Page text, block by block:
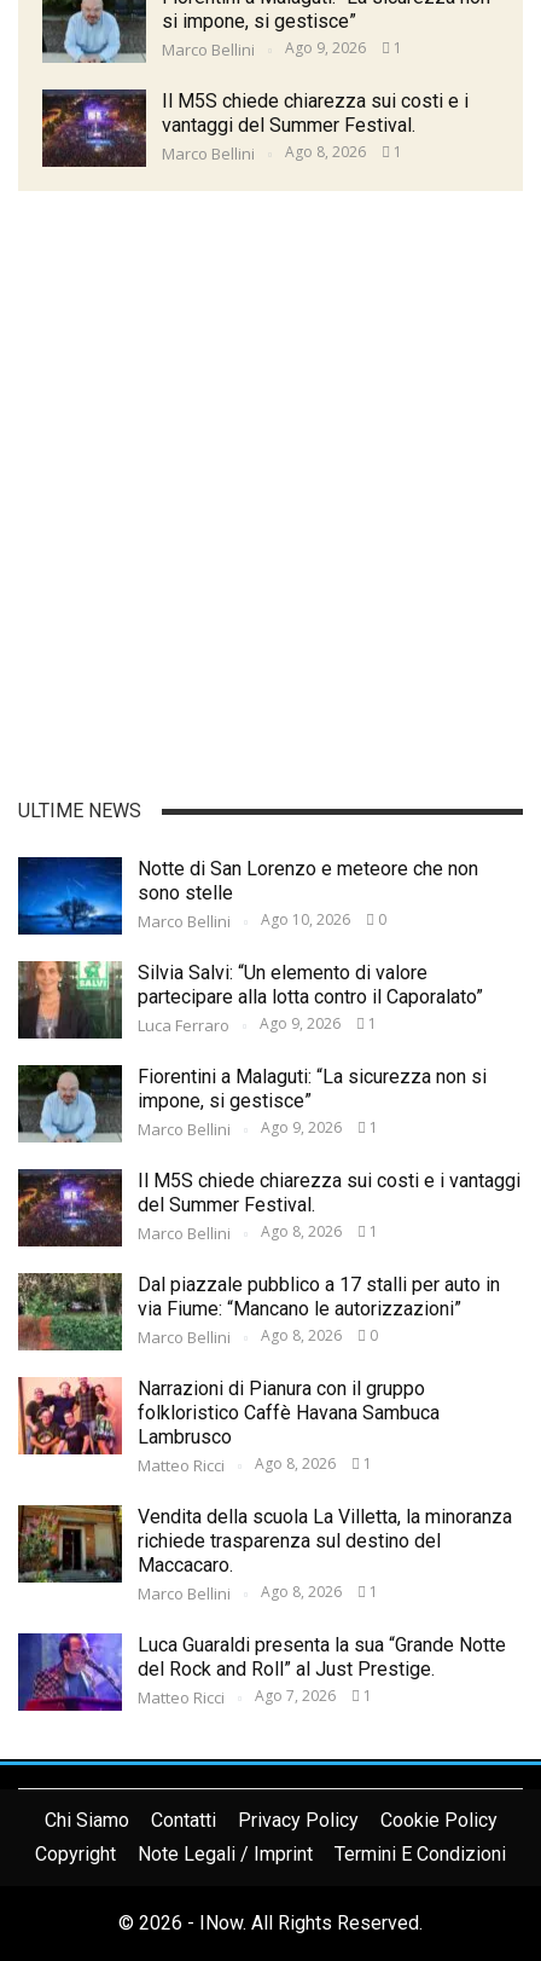
si impone, si gestisce”
Marco Bellini Ago 9, 2026 1
Il M5S chiede chiarezza sui costi e i
vantaggi del Summer Festival.
Marco Bellini Ago 8, 2026 1
ULTIME NEWS
Notte di San Lorenzo e meteore che non
sono stelle
Marco Bellini Ago 10, 2026 0
Silvia Salvi: “Un elemento di valore
partecipare alla lotta contro il Caporalato”
Luca Ferraro Ago 9, 2026 1
Fiorentini a Malaguti: “La sicurezza non si
impone, si gestisce”
Marco Bellini Ago 9, 2026 1
Il M5S chiede chiarezza sui costi e i vantaggi
del Summer Festival.
Marco Bellini Ago 8, 2026 1
Dal piazzale pubblico a 17 stalli per auto in
via Fiume: “Mancano le autorizzazioni”
Marco Bellini Ago 8, 2026 0
Narrazioni di Pianura con il gruppo
folkloristico Caffè Havana Sambuca
Lambrusco
Matteo Ricci Ago 8, 2026 1
Vendita della scuola La Villetta, la minoranza
richiede trasparenza sul destino del
Maccacaro.
Marco Bellini Ago 8, 2026 1
Luca Guaraldi presenta la sua “Grande Notte
del Rock and Roll” al Just Prestige.
Matteo Ricci Ago 7, 2026 1
Chi Siamo Contatti Privacy Policy
Cookie Policy
Copyright
Note Legali / Imprint Termini E Condizioni
© 2026 - INow. All Rights Reserved.